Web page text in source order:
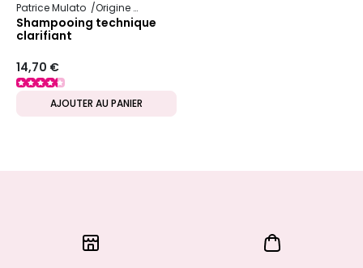
Patrice Mulato Origine Keratine
Shampooing technique
clarifiant
14,70 €
AJOUTER AU PANIER